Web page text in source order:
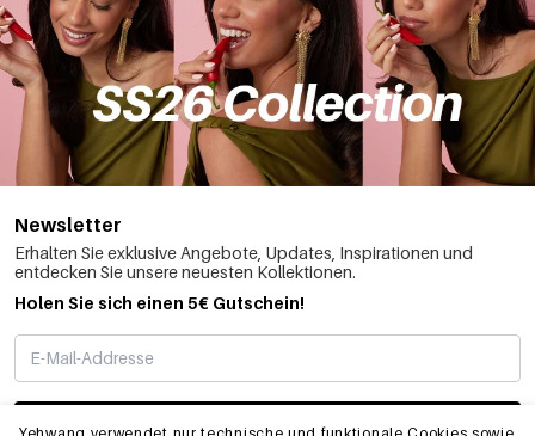
Newsletter
Erhalten Sie exklusive Angebote, Updates, Inspirationen und
entdecken Sie unsere neuesten Kollektionen.
Holen Sie sich einen 5€ Gutschein!
ABONNIEREN